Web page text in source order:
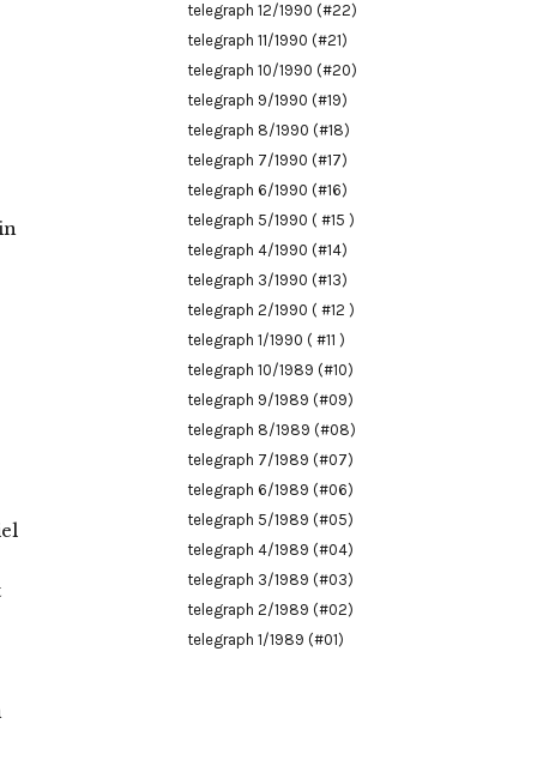
telegraph 12/1990 (#22)
telegraph 11/1990 (#21)
telegraph 10/1990 (#20)
telegraph 9/1990 (#19)
telegraph 8/1990 (#18)
telegraph 7/1990 (#17)
telegraph 6/1990 (#16)
telegraph 5/1990 ( #15 )
telegraph 4/1990 (#14)
telegraph 3/1990 (#13)
telegraph 2/1990 ( #12 )
telegraph 1/1990 ( #11 )
telegraph 10/1989 (#10)
telegraph 9/1989 (#09)
telegraph 8/1989 (#08)
telegraph 7/1989 (#07)
telegraph 6/1989 (#06)
telegraph 5/1989 (#05)
telegraph 4/1989 (#04)
telegraph 3/1989 (#03)
telegraph 2/1989 (#02)
telegraph 1/1989 (#01)